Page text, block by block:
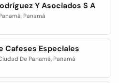
Y Asociados S A
Panamá
Cafeses Especiales
De Panamá, Panamá